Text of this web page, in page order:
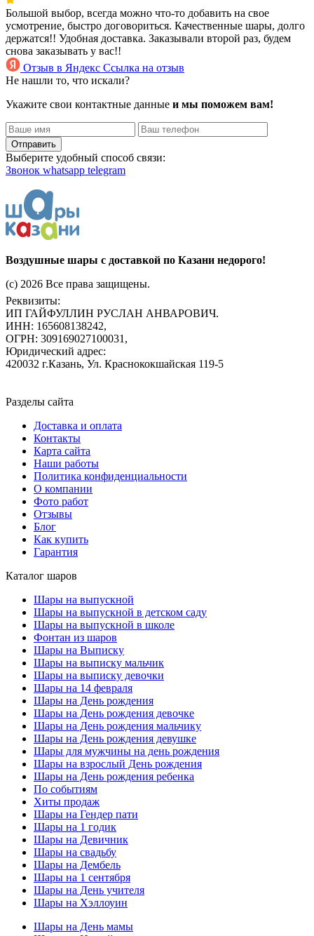
Большой выбор, всегда можно что-то добавить на свое
усмотрение, быстро договориться. Качественные шары, долго
держатся!! Удобная доставка. Заказывали второй раз, будем
снова заказывать у вас!!
Отзыв в Яндекс Ссылка на отзыв
Не нашли то, что искали?
Укажите свои контактные данные и мы поможем вам!
Отправить
Выберите удобный способ связи:
Звонок whatsapp telegram
Воздушные шары с доставкой по Казани недорого!
(c) 2026 Все права защищены.
Реквизиты:
ИП ГАЙФУЛЛИН РУСЛАН АНВАРОВИЧ.
ИНН: 165608138242,
ОГРН: 309169027100031,
Юридический адрес:
420032 г.Казань, Ул. Краснококшайская 119-5
Разделы сайта
Доставка и оплата
Контакты
Карта сайта
Наши работы
Политика конфиденциальности
О компании
Фото работ
Отзывы
Блог
Как купить
Гарантия
Каталог шаров
Шары на выпускной
Шары на выпускной в детском саду
Шары на выпускной в школе
Фонтан из шаров
Шары на Выписку
Шары на выписку мальчик
Шары на выписку девочки
Шары на 14 февраля
Шары на День рождения
Шары на День рождения девочке
Шары на День рождения мальчику
Шары на День рождения девушке
Шары для мужчины на день рождения
Шары на взрослый День рождения
Шары на День рождения ребенка
По событиям
Хиты продаж
Шары на Гендер пати
Шары на 1 годик
Шары на Девичник
Шары на свадьбу
Шары на Дембель
Шары на 1 сентября
Шары на День учителя
Шары на Хэллоуин
Шары на День мамы